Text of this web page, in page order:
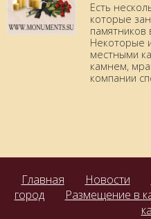
Есть
которые
памятников
Некоторые
местными
камнем,
компании
Главная Новости
город
Размещение в